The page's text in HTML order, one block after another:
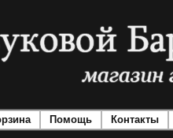
Помощь Контакты